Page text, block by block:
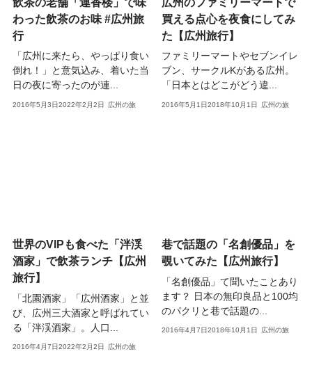
わった飲茶のお味 #広州旅
行
「広州に来たら、やっぱり食い
倒れ！」と意気込み、着いた当
日の夜に寄ったのが連...
2016年5月3日2022年2月2日 広州の旅
買える点心を夜食にしてみ
た【広州旅行】
ファミリーマートやセブンイレ
ブン、サークルKがある広州。
「日本とはどこがどう違...
2016年5月1日2018年10月1日 広州の旅
世界のVIPも食べた「泮渓
酒家」で飲茶ランチ【広州
旅行】
「北園酒家」「広州酒家」と並
び、広州三大酒家と呼ばれてい
る「泮渓酒家」。人口...
2016年4月7日2022年2月2日 広州の旅
巷で話題の「名創優品」を
覗いてみた【広州旅行】
「名創優品」て聞いたことあり
ます？ 日本の無印良品と100均
のパクリと巷で話題の...
2016年4月7日2018年10月1日 広州の旅